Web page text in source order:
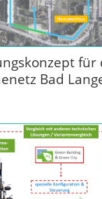
für
Bad